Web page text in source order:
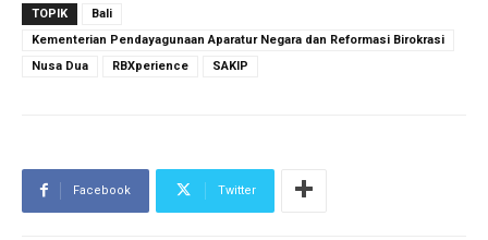
TOPIK
Bali
Kementerian Pendayagunaan Aparatur Negara dan Reformasi Birokrasi
Nusa Dua
RBXperience SAKIP
Facebook Twitter